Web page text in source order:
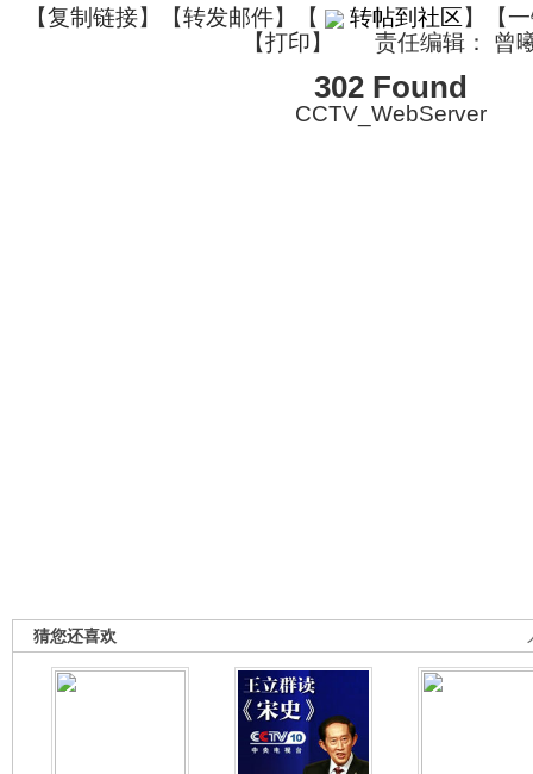
【复制链接】【转发邮件】 【 转帖到社区】【
【打印】 责任编辑： 曾
302 Found
CCTV_WebServer
猜您还喜欢